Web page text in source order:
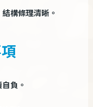
構條理清晰。
負。